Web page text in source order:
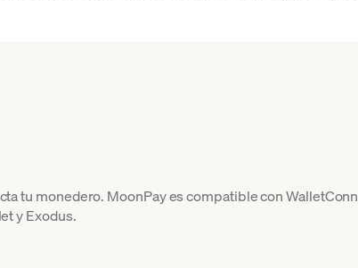
tu monedero. MoonPay es compatible con
y Exodus.